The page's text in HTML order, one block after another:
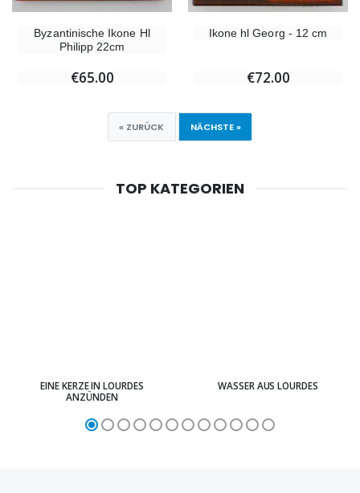
Byzantinische Ikone Hl
Philipp 22cm
€65.00
Ikone hl Georg - 12 cm
€72.00
« ZURÜCK NÄCHSTE »
TOP KATEGORIEN
EINE KERZE IN LOURDES
ANZÜNDEN
WASSER AUS LOURDES